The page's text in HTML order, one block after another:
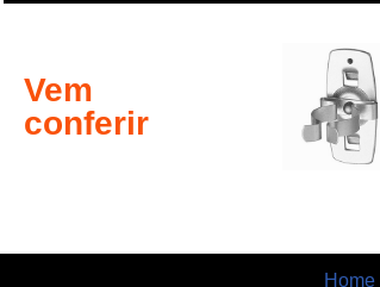
Vem
conferir
Home